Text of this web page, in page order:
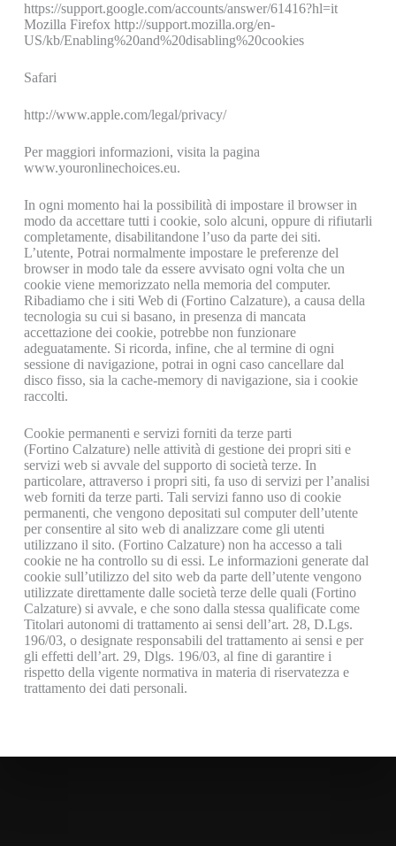
https://support.google.com/accounts/answer/61416?hl=it
Mozilla Firefox http://support.mozilla.org/en-
US/kb/Enabling%20and%20disabling%20cookies
Safari
http://www.apple.com/legal/privacy/
Per maggiori informazioni, visita la pagina
www.youronlinechoices.eu.
In ogni momento hai la possibilità di impostare il browser in
modo da accettare tutti i cookie, solo alcuni, oppure di rifiutarli
completamente, disabilitandone l’uso da parte dei siti.
L’utente, Potrai normalmente impostare le preferenze del
browser in modo tale da essere avvisato ogni volta che un
cookie viene memorizzato nella memoria del computer.
Ribadiamo che i siti Web di (Fortino Calzature), a causa della
tecnologia su cui si basano, in presenza di mancata
accettazione dei cookie, potrebbe non funzionare
adeguatamente. Si ricorda, infine, che al termine di ogni
sessione di navigazione, potrai in ogni caso cancellare dal
disco fisso, sia la cache-memory di navigazione, sia i cookie
raccolti.
Cookie permanenti e servizi forniti da terze parti
(Fortino Calzature) nelle attività di gestione dei propri siti e
servizi web si avvale del supporto di società terze. In
particolare, attraverso i propri siti, fa uso di servizi per l’analisi
web forniti da terze parti. Tali servizi fanno uso di cookie
permanenti, che vengono depositati sul computer dell’utente
per consentire al sito web di analizzare come gli utenti
utilizzano il sito. (Fortino Calzature) non ha accesso a tali
cookie ne ha controllo su di essi. Le informazioni generate dal
cookie sull’utilizzo del sito web da parte dell’utente vengono
utilizzate direttamente dalle società terze delle quali (Fortino
Calzature) si avvale, e che sono dalla stessa qualificate come
Titolari autonomi di trattamento ai sensi dell’art. 28, D.Lgs.
196/03, o designate responsabili del trattamento ai sensi e per
gli effetti dell’art. 29, Dlgs. 196/03, al fine di garantire i
rispetto della vigente normativa in materia di riservatezza e
trattamento dei dati personali.